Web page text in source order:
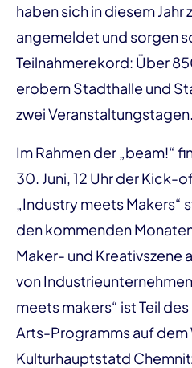
haben sich in diesem Jahr
angemeldet und sorgen
Teilnahmerekord: Über
erobern Stadthalle und
zwei Veranstaltungstagen.
Im Rahmen der „beam!“
30. Juni, 12 Uhr der Kick-
„Industry meets Makers“
den kommenden
Maker- und Kreativszene
von
meets makers“ ist Teil
Arts-Programms auf dem
Kulturhauptstatd